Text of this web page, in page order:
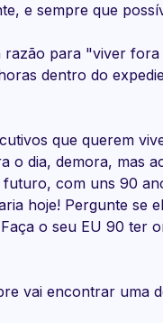
e sempre que
para "viver
dentro do
que querem
o dia, demora, mas
com uns 90
hoje! Pergunte se
o seu EU 90 ter
vai encontrar uma